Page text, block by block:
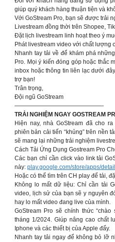
giúp quý khách hàng thuận tiện và
Với GoStream Pro, bạn sẽ được trải
Livestream đồng thời trên Shopee,
Đặt lịch livestream linh hoạt theo ý
Phát livestream video với chất lượng
Nhanh tay tải về để khám phá
Pro. Mọi ý kiến đóng góp hoặc thắc
inbox hoặc thông tin liên lạc dưới
trợ bạn!
Trân trọng,
Đội ngũ GoStream
———————————————-
TRẢI NGHIỆM NGAY GOSTREAM
Hiện nay, nhà GoStream đã cho
phiên bản cải tiến “khủng” trên nền
sẽ mang lại những trải nghiệm
Cách Tải Ứng Dụng Gostream Pro
Các bạn chỉ cần click vào link tải
này: play.google.com/store/apps/
Hoặc có thể tìm trên CH play để tải,
Không lo mất dữ liệu: Chỉ cần tải
video, lịch sử của bạn sẽ y nguyên
hay lo mất video đang live của mình.
GoStream Pro sẽ chính thức
tháng 1/2024. Giúp nâng cao chất
Iphone và các thiết bị của Apple đấy.
Nhanh tay tải ngay để không bỏ lỡ